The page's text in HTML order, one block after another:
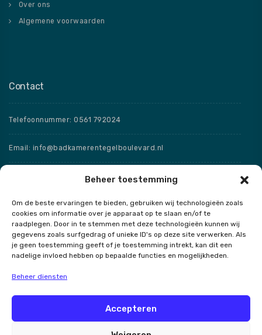
Beheer toestemming
Om de beste ervaringen te bieden, gebruiken wij technologieën zoals
cookies om informatie over je apparaat op te slaan en/of te
raadplegen. Door in te stemmen met deze technologieën kunnen wij
gegevens zoals surfgedrag of unieke ID's op deze site verwerken. Als
je geen toestemming geeft of je toestemming intrekt, kan dit een
nadelige invloed hebben op bepaalde functies en mogelijkheden.
Beheer diensten
Accepteren
Over ons
Algemene voorwaarden
Contact
Telefoonnummer: 0561 792024
Email: info@badkamerentegelboulevard.nl
Adres: Frisaxstraat 5, 8471 ZW Wolvega
Openingstijden
Speciale openingstijden
Contact